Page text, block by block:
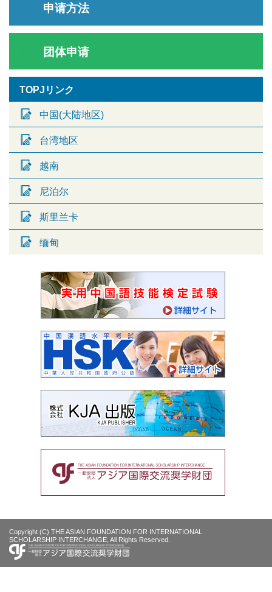
申请方法
团体申请
TOPJリンク
中国(大陆地区)
台湾地区
越南
尼泊尔
斯里兰卡
缅甸
Copyright (C) THE ASIAN FOUNDATION FOR INTERNATIONAL
SCHOLARSHIP INTERCHANGE, All Rights Reserved.